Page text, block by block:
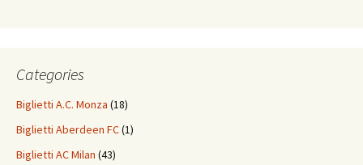
Categories
Biglietti A.C. Monza (18)
Biglietti Aberdeen FC(1)
Biglietti AC Milan (43)